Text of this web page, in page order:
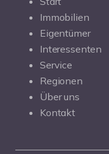
Immobilien
Eigentümer
Interessenten
Service
Regionen
Über uns
Kontakt